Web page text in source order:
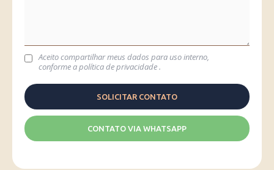
Aceito compartilhar meus dados para uso interno,
conforme apolítica de privacidade.
CONTATO VIA WHATSAPP